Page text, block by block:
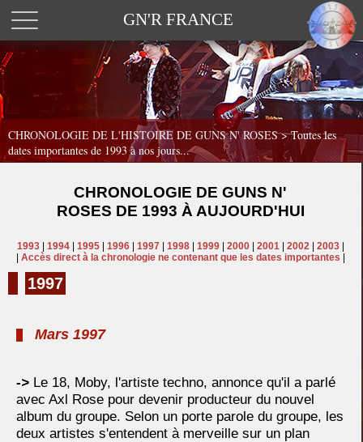
GN'R FRANCE
CHRONOLOGIE DE L'HISTOIRE DE GUNS N' ROSES >Toutes les
dates importantes de 1993 à nos jours...
CHRONOLOGIE DE GUNS N'
ROSES DE 1993 À AUJOURD'HUI
1993| 1994| 1995| 1996| 1997| 1998| 1999| 2000| 2001| 2002| 2003|
Accès direct à la chronologie ne contenant que les dates importantes
1997
Mars 1997
-> Le 18, Moby, l'artiste techno, annonce qu'il a parlé
avec Axl Rose pour devenir producteur du nouvel
album du groupe. Selon un porte parole du groupe, les
deux artistes s'entendent à merveille sur un plan